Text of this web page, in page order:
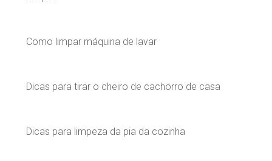
Como limpar máquina de lavar
Dicas para tirar o cheiro de cachorro de casa
Dicas para limpeza da pia da cozinha